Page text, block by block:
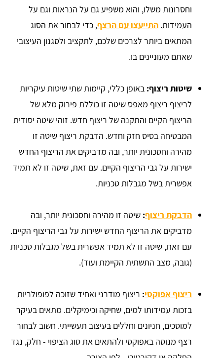
וחסרונות משלו, והוא משפיע גם על הנראות וגם על
העמידות. התייעצו עם הרצף, כדי לבחור את הסוג
המתאים ביותר לצרכים שלכם, לתקציב ולסגנון העיצובי
שאתם מעוניינים בו.
שיטות ריצוף: באופן כללי, קיימות שתי שיטות עיקריות
לריצוף ריצוף מאפס שיטה זו כוללת פירוק מלא של
הריצוף הקיים והתקנה של ריצוף חדש. זוהי שיטה יסודית
המבטיחה בסיס חזק וחדש. הדבקת ריצוף שיטה זו
מהירה וחסכונית יותר, ובה מדביקים את הריצוף החדש
ישירות על גבי הריצוף הקיים. עם זאת, שיטה זו לא תמיד
אפשרית בשל מגבלות טכניות.
הדבקת ריצוף: שיטה זו מהירה וחסכונית יותר, ובה
מדביקים את הריצוף החדש ישירות על גבי הריצוף הקיים.
עם זאת, שיטה זו לא תמיד אפשרית בשל מגבלות טכניות
(גובה, מצב התשתית הקיימת ועוד).
ריצוף אפוקסי: ריצוף מודרני ואחיד שזוכה לפופולריות
בזכות עמידותו למים, שחיקה וכימיקלים. מתאים בעיקר
למוסכים, חניונים וחללים בעיצוב תעשייתי. חשוב לבחור
רצף מנוסה באפוקסי ולהתאים את סוג הציפוי - חלק, נגד